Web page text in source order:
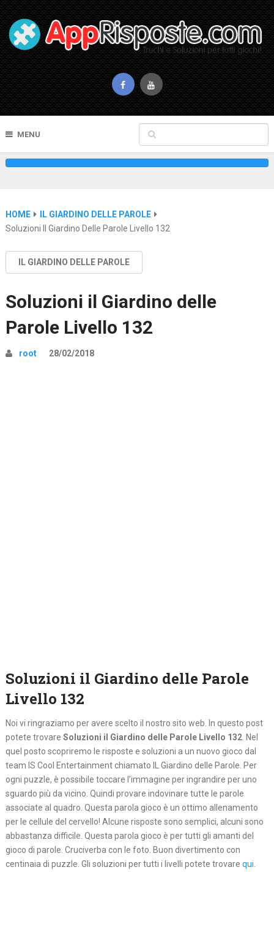
MENU
HOME
IL GIARDINO DELLE PAROLE
Soluzioni Il Giardino Delle Parole Livello 132
IL GIARDINO DELLE PAROLE
Soluzioni il Giardino delle
Parole Livello 132
root 28/02/2018
Soluzioni il Giardino delle Parole
Livello 132
Noi vi ringraziamo per avere scelto il nostro sito web. In questo post
potete trovare Soluzioni il Giardino delle Parole Livello 132. Nel
quel posto scopriremo le risposte e soluzioni a un nuovo gioco dal
team IS Cool Entertainment chiamato IL Giardino delle Parole. Per
ogni puzzle, è possibile toccare l’immagine per ingrandire per uno
sguardo più da vicino. Quindi provare indovinare tutte le parole
associate al quadro. Questa parola gioco è un ottimo allenamento
per le cellule del cervello! Alcune risposte sono semplici, alcuni sono
abbastanza difficile. Questa parola gioco è per tutti gli amanti del
gioco di parole. Cruciverba con le foto. Buon divertimento con
centinaia di puzzle. Gli soluzioni per tutti i livelli potete trovare qui.